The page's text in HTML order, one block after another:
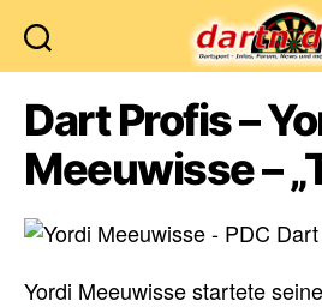
Dart Profis –
Meeuwisse –
Yordi Meeuwisse startete